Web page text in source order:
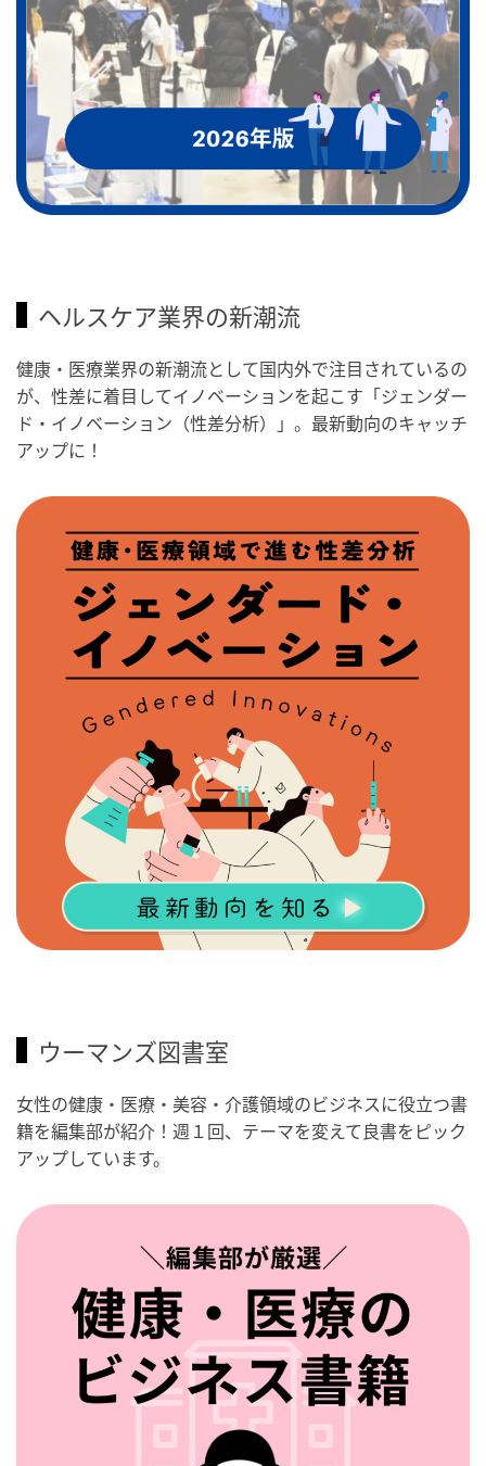
ヘルスケア業界の新潮流
健康・医療業界の新潮流として国内外で注目されているの
が、性差に着目してイノベーションを起こす「ジェンダー
ド・イノベーション（性差分析）」。最新動向のキャッチ
アップに！
ウーマンズ図書室
女性の健康・医療・美容・介護領域のビジネスに役立つ書
籍を編集部が紹介！週１回、テーマを変えて良書をピック
アップしています。